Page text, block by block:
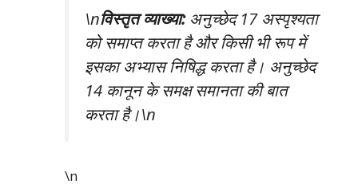
\nविस्तृत व्याख्या:अनुच्छेद 17 अस्पृश्यता
को समाप्त करता है और किसी भी रूप में
इसका अभ्यास निषिद्ध करता है। अनुच्छेद
14 कानून के समक्ष समानता की बात
करता है।\n
\n